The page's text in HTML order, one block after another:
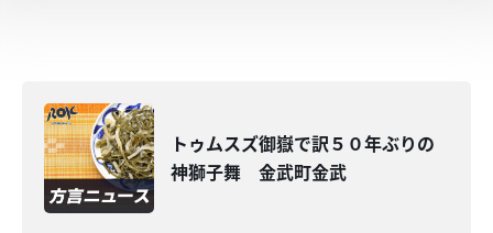
トゥムスズ御嶽で訳５０年ぶりの
神獅子舞 金武町金武